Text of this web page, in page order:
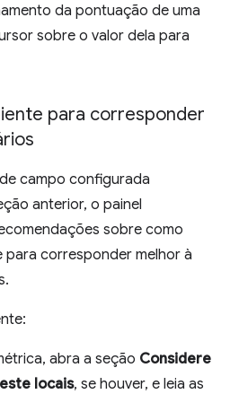
da pontuação de uma
sobre o valor dela para
para corresponder
campo configurada
anterior, o painel
sobre como
corresponder melhor à
abra a seção Considere
locais, se houver, e leia as